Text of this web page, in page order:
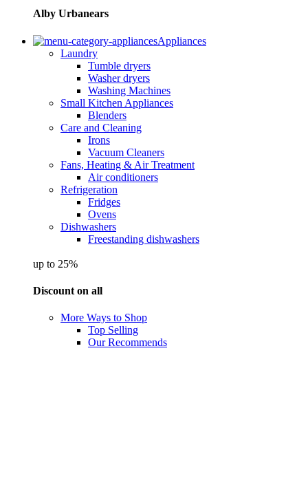
Alby Urbanears
Appliances
Laundry
Tumble dryers
Washer dryers
Washing Machines
Small Kitchen Appliances
Blenders
Care and Cleaning
Irons
Vacuum Cleaners
Fans, Heating & Air Treatment
Air conditioners
Refrigeration
Fridges
Ovens
Dishwashers
Freestanding dishwashers
up to 25%
Discount on all
More Ways to Shop
Top Selling
Our Recommends